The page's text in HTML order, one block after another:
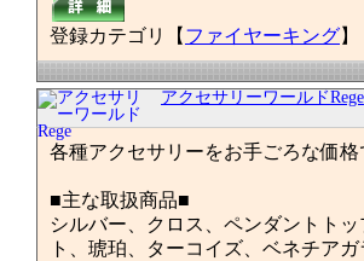
登録カテゴリ【 ファイヤーキング】
アクセサリーワールドRege
各種アクセサリーをお手ごろな価格
■主な取扱商品■
シルバー、クロス、ペンダントト
ト、琥珀、ターコイズ、ベネチアガ